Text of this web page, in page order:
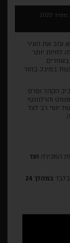
2020
עזב את העיר
לחיות יותר
במיגל, בחור
הקהל ופרס
והרלוונטי
יופי רב לצד
המכירה ועד
במהלך 24